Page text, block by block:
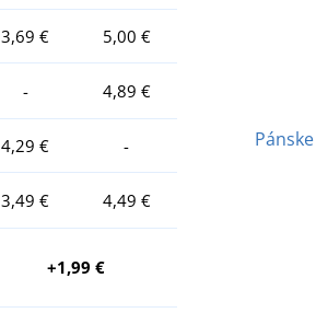
3,69 € 5,00 €
- 4,89 €
4,29 € -
3,49 € 4,49 €
+1,99 €